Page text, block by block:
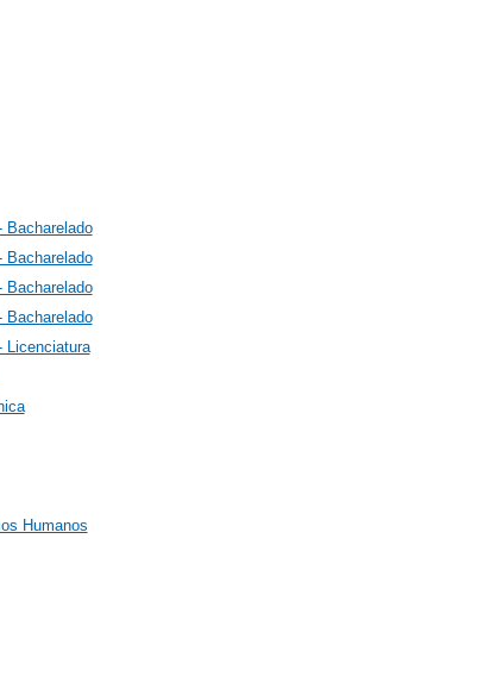
Bacharelado
Bacharelado
Bacharelado
Bacharelado
Licenciatura
Humanos